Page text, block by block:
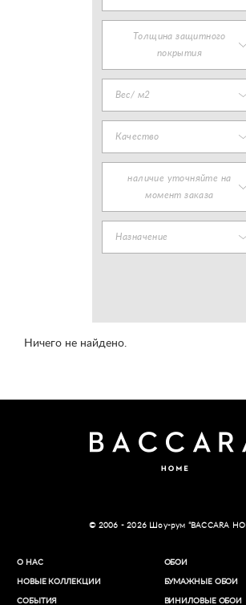
Толщина защитного
покрытия
Вес/ м2
Качество
наличие уточняйте на
момент заказа
Назначение
Ничего не найдено.
© 2006 - 2026 Шоу-рум “BACCARA
О НАС
НОВЫЕ КОЛЛЕКЦИИ
СОБЫТИЯ
ОБОИ
БУМАЖНЫЕ ОБОИ
ВИНИЛОВЫЕ ОБОИ​